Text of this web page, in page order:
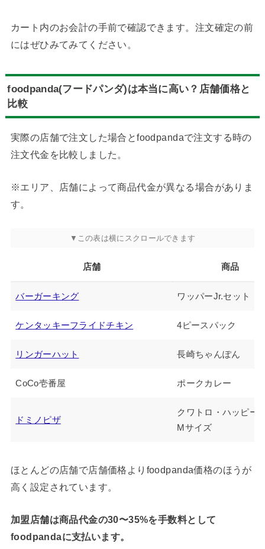
カート内のお会計の手前で確認できます。注文確定の前
にはぜひみてみてください。
foodpanda(フードパンダ)は本当に高い？店舗価格と
比較
実際の店舗で注文した場合とfoodpandaで注文する時の
注文代金を比較しました。
※エリア、店舗によって商品代金が異なる場合がありま
す。
店舗 商品
バーガーキング ワッパーJr.セット
ケンタッキーフライドチキン 4ピースパック
リンガーハット 長崎ちゃんぽん
CoCo壱番屋 ポークカレー
ドミノピザ
クワトロ・ハッピー
Mサイズ
ほとんどの店舗で店舗価格よりfoodpanda価格のほうが
高く設定されています。
加盟店舗は商品代金の30〜35%を手数料として
foodpandaに支払います。